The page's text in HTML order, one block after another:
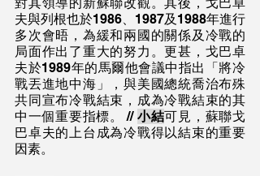
夫與列根也於1986、1987及1988年進行
多次會晤，為緩和兩國的關係及冷戰的
局面作出了重大的努力。更甚，戈巴卓
夫於1989年的馬爾他會議中指出「將冷
戰丟進地中海」，與美國總統喬治布殊
共同宣布冷戰結束，成為冷戰結束的其
中一個重要指標。 // 小結可見，蘇聯戈
巴卓夫的上台成為冷戰得以結束的重要
因素。